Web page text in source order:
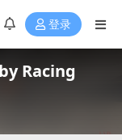
登录
Racing